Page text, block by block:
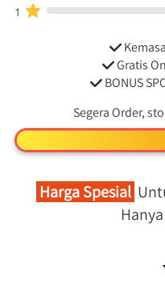
1
Gratis
BONUS
Segera Order,
Harga Spesial
Hanya